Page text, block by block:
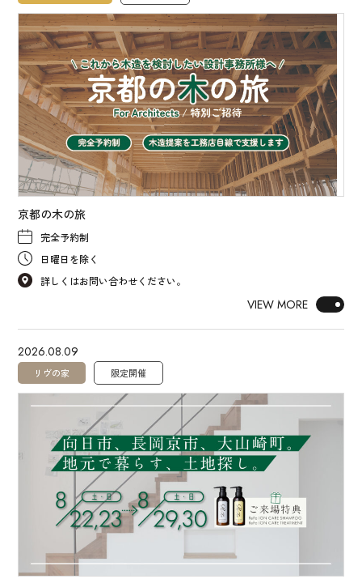
京都の木の旅
完全予約制
日曜日を除く
詳しくはお問い合わせください。
VIEW MORE
2026.08.09
リヴの家 限定開催